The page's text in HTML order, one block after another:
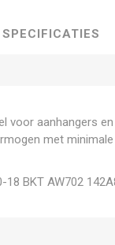
SPECIFICATIES
voor aanhangers
met
BKT AW702